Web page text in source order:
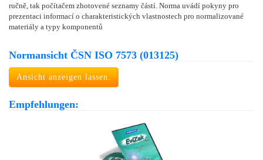
ručně, tak počítačem zhotovené seznamy částí. Norma uvádí pokyny pro
prezentaci informací o charakteristických vlastnostech pro normalizované
materiály a typy komponentů
Normansicht ČSN ISO 7573 (013125)
Ansicht anzeigen lassen.
Empfehlungen: